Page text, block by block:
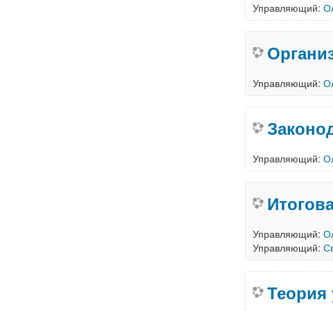
Управляющий:
Управляющий:
Управляющий:
Управляющий:
Управляющий:
Теория